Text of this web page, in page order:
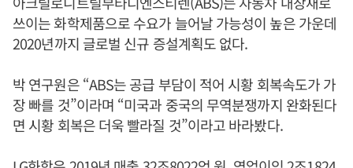
쓰이는 화학제품으로 수요가 늘어날 가능성이 높은 가운데
2020년까지 글로벌 신규 증설계획도 없다.
박 연구원은 “ABS는 공급 부담이 적어 시황 회복속도가 가
장 빠를 것”이라며 “미국과 중국의 무역분쟁까지 완화된다
면 시황 회복은 더욱 빨라질 것”이라고 바라봤다.